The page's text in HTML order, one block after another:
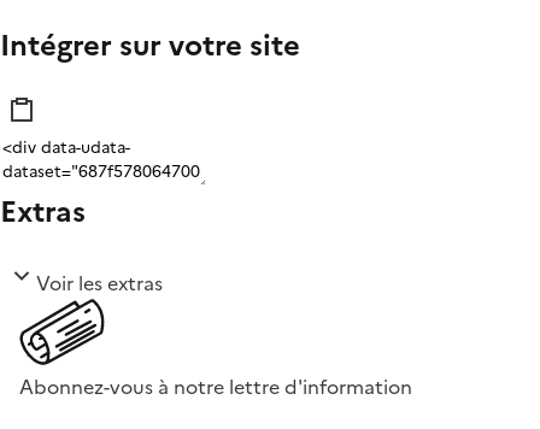
Intégrer sur votre site
Extras
Voir les extras
Abonnez-vous à notre lettre d'information